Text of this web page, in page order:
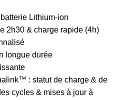
Lithium-ion
2h30 & charge rapide (4h)
longue durée
: statut de charge & de
cycles & mises à jour à